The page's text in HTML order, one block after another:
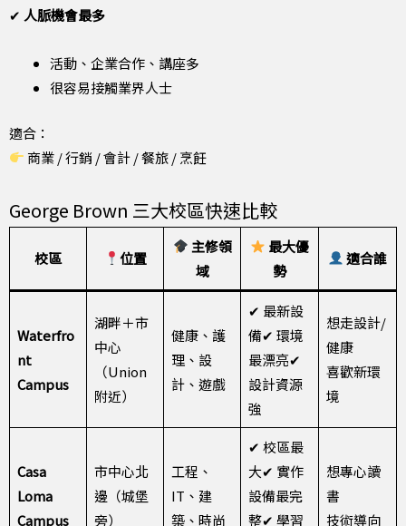
✔ 人脈機會最多
活動、企業合作、講座多
很容易接觸業界人士
適合：
商業 / 行銷 / 會計 / 餐旅 / 烹飪
George Brown 三大校區快速比較
校區 位置
主修領
域
最大優
勢
適合誰
Waterfro
nt
Campus
湖畔＋市
中心
（Union
附近）
健康、護
理、設
計、遊戲
✔ 最新設
備✔ 環境
最漂亮✔
設計資源
強
想走設計/
健康
喜歡新環
境
Casa
Loma
Campus
市中心北
邊（城堡
旁）
工程、
IT、建
築、時尚
✔ 校區最
大✔ 實作
設備最完
整✔ 學習
想專心讀
書
技術導向